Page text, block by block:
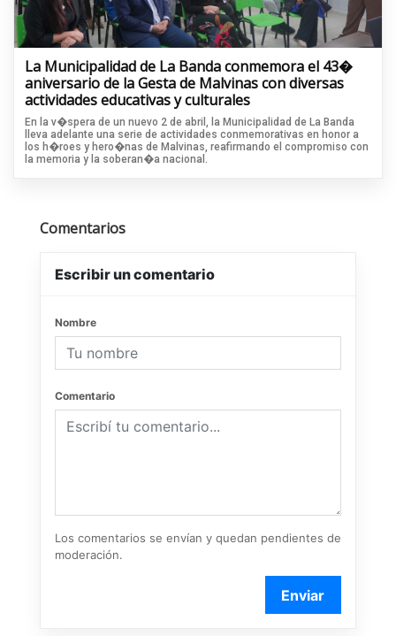
La Municipalidad de La Banda conmemora el 43�
aniversario de la Gesta de Malvinas con diversas
actividades educativas y culturales
En la v�spera de un nuevo 2 de abril, la Municipalidad de La Banda
lleva adelante una serie de actividades conmemorativas en honor a
los h�roes y hero�nas de Malvinas, reafirmando el compromiso con
la memoria y la soberan�a nacional.
Comentarios
Escribir un comentario
Nombre
Comentario
Los comentarios se envían y quedan pendientes de
moderación.
Enviar